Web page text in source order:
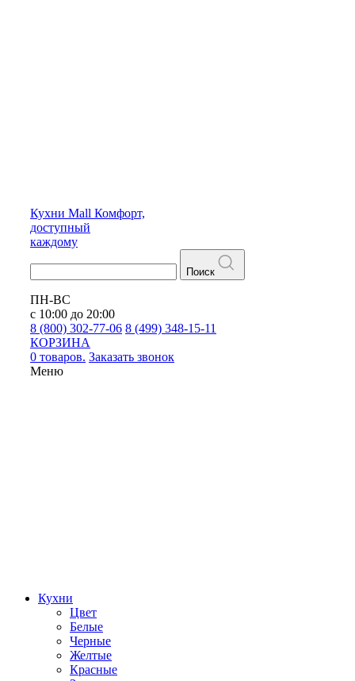
Кухни Mall Комфорт,
доступный
каждому
Поиск
ПН-ВС
с 10:00 до 20:00
8 (800) 302-77-06 8 (499) 348-15-11
КОРЗИНА
0 товаров. Заказать звонок
Меню
Кухни
Цвет
Белые
Черные
Желтые
Красные